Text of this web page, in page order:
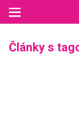
Články s